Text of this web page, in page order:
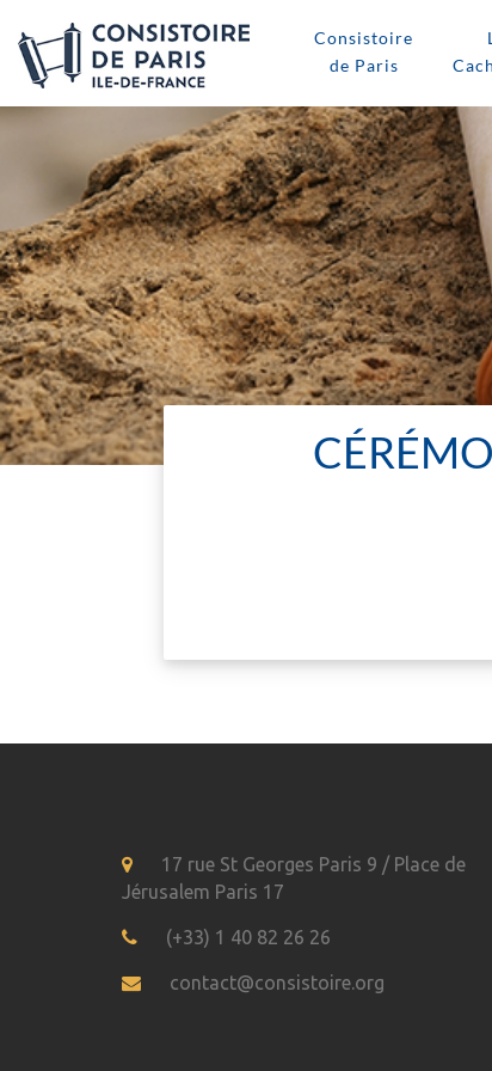
Consistoire
de Paris
17 rue St Georges Paris 9 / Place de
Jérusalem Paris 17
(+33) 1 40 82 26 26
contact@consistoire.org